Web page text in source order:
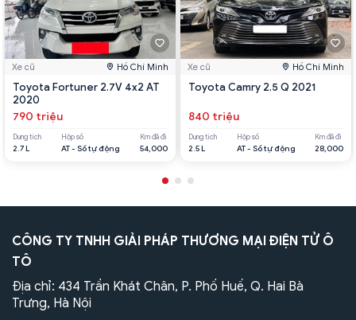
Xe cũ Hồ Chí Minh
Toyota Fortuner 2.7V 4x2 AT
2020
790 triệu
Dung tích
2.7 L
Hộp số
AT - Số tự động
Km đã đi
54,000
Xe cũ Hồ Chí Minh
Toyota Camry 2.5 Q 2021
840 triệu
Dung tích
2.5 L
Hộp số
AT - Số tự động
Km đã đi
28,000
CÔNG TY TNHH GIẢI PHÁP THƯƠNG MẠI ĐIỆN TỬ Ô
TÔ
Địa chỉ: 434 Trần Khát Chân, P. Phố Huế, Q. Hai Bà
Trưng, Hà Nội